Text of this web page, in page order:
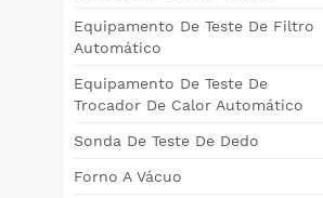
Equipamento De Teste De Filtro
Automático
Equipamento De Teste De
Trocador De Calor Automático
Sonda De Teste De Dedo
Forno A Vácuo